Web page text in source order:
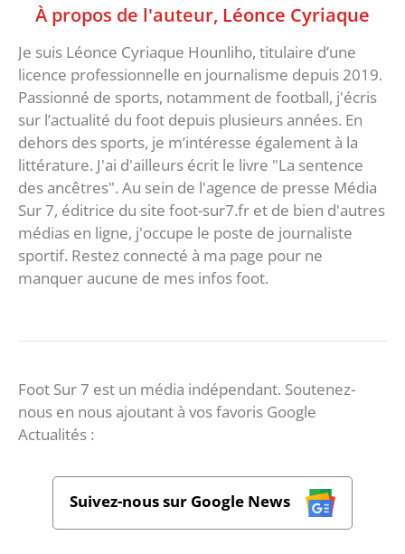
À propos de l'auteur, Léonce Cyriaque
Je suis Léonce Cyriaque Hounliho, titulaire d’une
licence professionnelle en journalisme depuis 2019.
Passionné de sports, notamment de football, j'écris
sur l’actualité du foot depuis plusieurs années. En
dehors des sports, je m’intéresse également à la
littérature. J'ai d'ailleurs écrit le livre "La sentence
des ancêtres". Au sein de l'agence de presse Média
Sur 7, éditrice du site foot-sur7.fr et de bien d'autres
médias en ligne, j'occupe le poste de journaliste
sportif. Restez connecté à ma page pour ne
manquer aucune de mes infos foot.
Foot Sur 7 est un média indépendant. Soutenez-
nous en nous ajoutant à vos favoris Google
Actualités :
Suivez-nous sur Google News